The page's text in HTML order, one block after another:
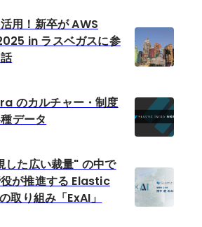
用！新卒が AWS
in ラスベガスに参
のカルチャー・制度
データ
した広い裁量" の中で
が推進する Elastic
取り組み「ExAI」